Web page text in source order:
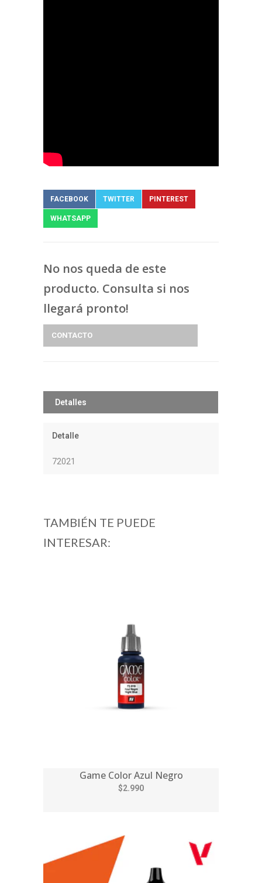
FACEBOOK TWITTER PINTEREST
WHATSAPP
No nos queda de este
producto. Consulta si nos
llegará pronto!
CONTACTO
Detalles
Detalle
72021
TAMBIÉN TE PUEDE
INTERESAR:
Game Color Azul Negro
$2.990